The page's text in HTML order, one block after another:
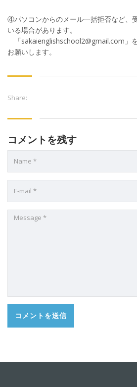
④パソコンからのメール一括拒否など、
いる場合があります。
「sakaienglishschool2@gmail.com」
お願いします。
Share:
コメントを残す